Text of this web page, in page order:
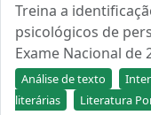
Treina a
psicológicos de
Exame Nacional de
Análise de texto
literárias
Literatura